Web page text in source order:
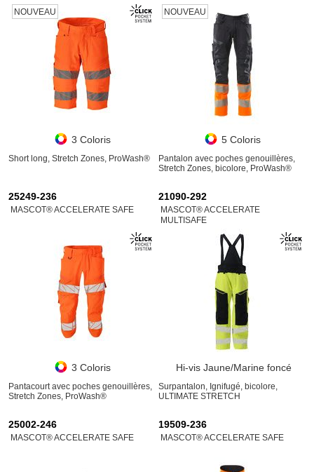
NOUVEAU
3 Coloris
Short long, Stretch Zones, ProWash®
NOUVEAU
5 Coloris
Pantalon avec poches genouillères,
Stretch Zones, bicolore, ProWash®
25249-236
MASCOT® ACCELERATE SAFE
3 Coloris
Pantacourt avec poches genouillères,
Stretch Zones, ProWash®
21090-292
MASCOT® ACCELERATE
MULTISAFE
Hi-vis Jaune/Marine foncé
Surpantalon, Ignifugé, bicolore,
ULTIMATE STRETCH
25002-246
MASCOT® ACCELERATE SAFE
19509-236
MASCOT® ACCELERATE SAFE